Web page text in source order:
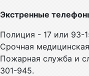
Экстренные
Полиция - 17 или 93-
Срочная
Пожарная служба и
301-945.